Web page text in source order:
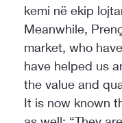
kemi në ekip
Meanwhile,
market, who
have helped us
the value and
It is now known